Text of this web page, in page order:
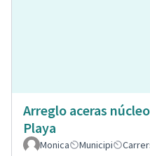
Arreglo aceras
Playa
Monica Municipi